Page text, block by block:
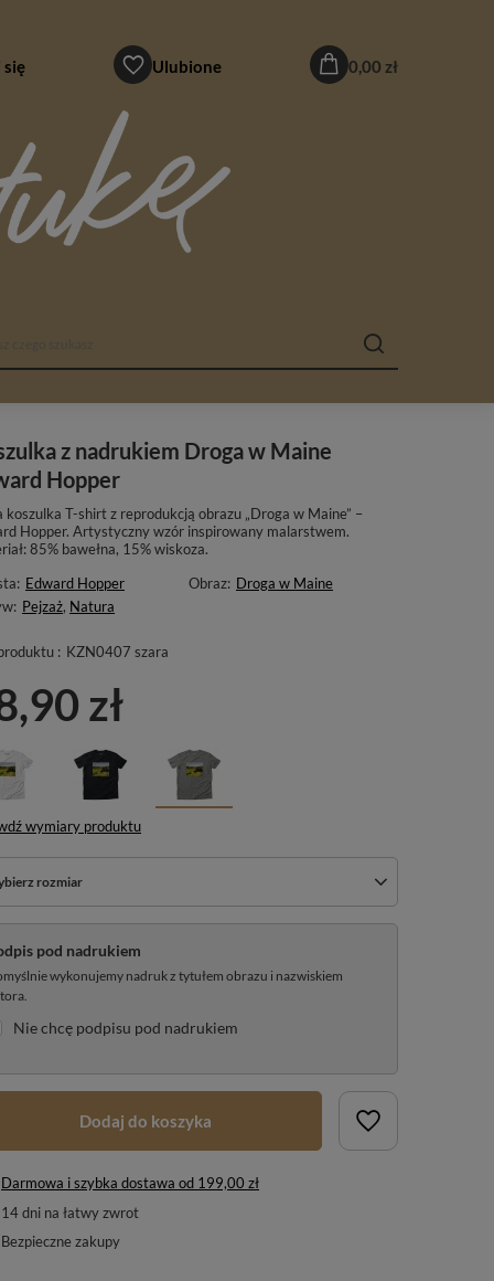
się Ulubione 0,00 zł
z nadrukiem Droga w Maine
Hopper
koszulka T-shirt z reprodukcją obrazu „Droga w Maine” –
Hopper. Artystyczny wzór inspirowany malarstwem.
85% bawełna, 15% wiskoza.
Edward Hopper Obraz: Droga w Maine
Pejzaż, Natura
: KZN0407 szara
zł
wymiary produktu
rozmiar
pod nadrukiem
wykonujemy nadruk z tytułem obrazu i nazwiskiem
Nie chcę podpisu pod nadrukiem
Dodaj do koszyka
Darmowa i szybka dostawa od 199,00 zł
14dni na łatwy zwrot
Bezpieczne zakupy